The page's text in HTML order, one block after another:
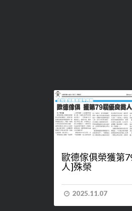
歐德傢俱榮獲第
人]殊榮
2025.11.07